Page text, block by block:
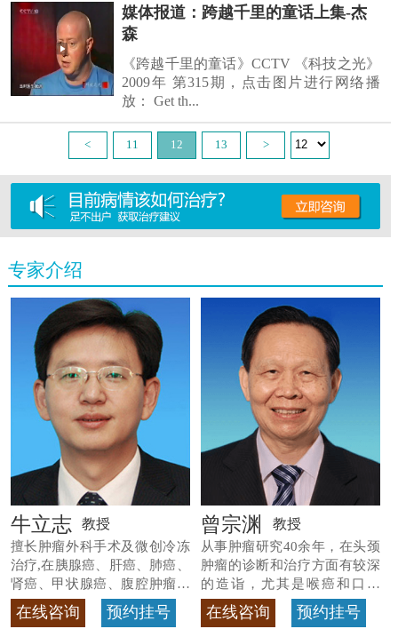
媒体报道：跨越千里的童话上集-杰
森
《跨越千里的童话》CCTV 《科技之光》
2009年 第315期，点击图片进行网络播
放： Get th...
< 11 12 13 >
专家介绍
牛立志 教授
擅长肿瘤外科手术及微创冷冻
治疗,在胰腺癌、肝癌、肺癌、
肾癌、甲状腺癌、腹腔肿瘤等
>>查看专家详情
在线咨询 预约挂号
曾宗渊 教授
从事肿瘤研究40余年，在头颈
肿瘤的诊断和治疗方面有较深
的造诣，尤其是喉癌和口腔
癌，迄今仍是广东喉癌单病种
首席专家 >>查看专家详情
在线咨询 预约挂号